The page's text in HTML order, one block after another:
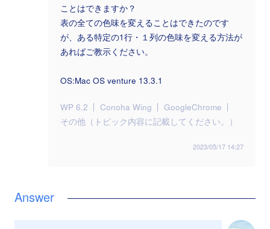
ことはできますか？
表の全ての色味を変えることはできたのです
が、ある特定の1行・１列の色味を変える方法が
あればご教示ください。
OS:Mac OS venture 13.3.1
WP 6.2 Conoha Wing
GoogleChrome
その他（トピック内容に記載してください。）
2023/05/17 14:27